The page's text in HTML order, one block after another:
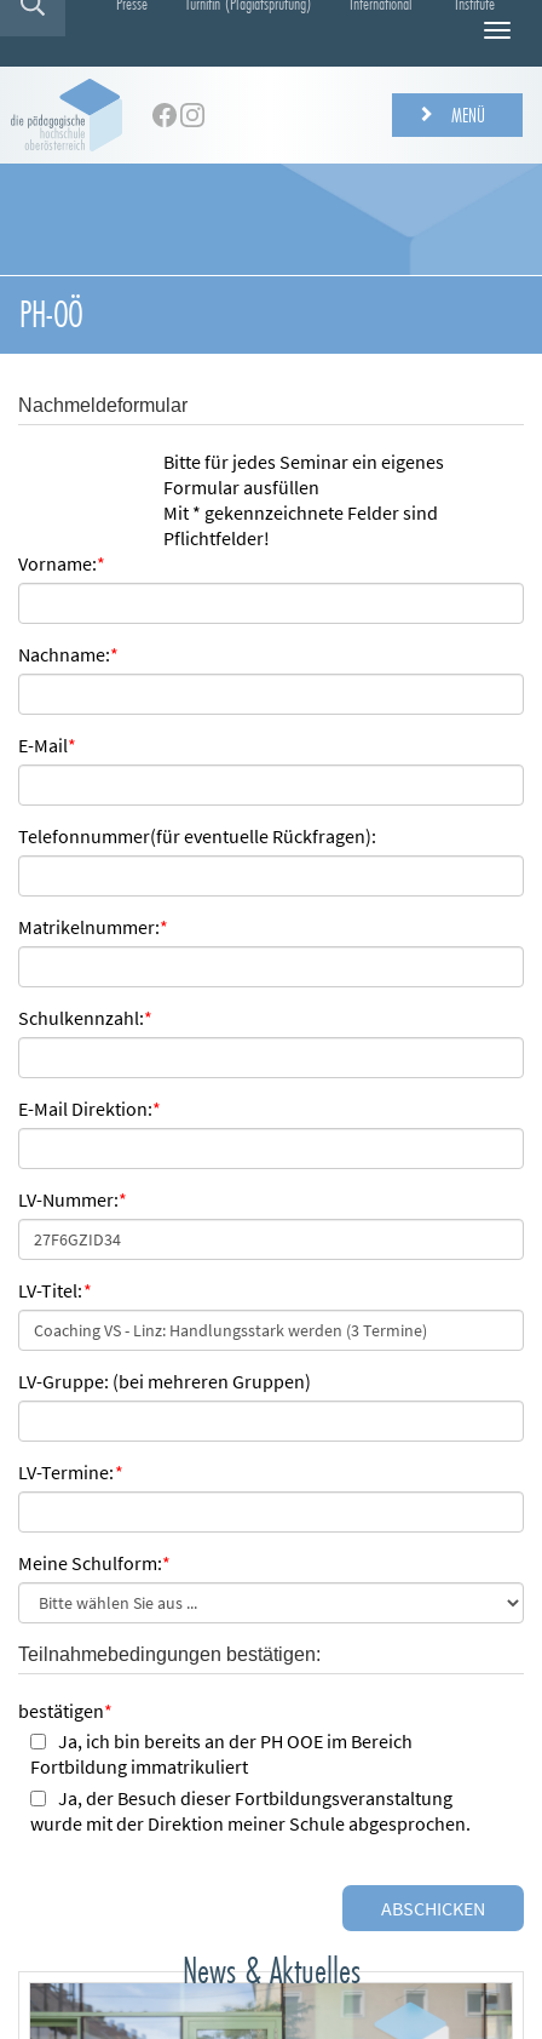
N
g
a
e
MENÜ
PH-OÖ
Nachmeldeformular
Bitte für jedes Seminar ein eigenes
Formular ausfüllen
Mit * gekennzeichnete Felder sind
Pflichtfelder!
Vorname:*
Nachname:*
E-Mail*
Telefonnummer(für eventuelle Rückfragen):
Matrikelnummer:*
Schulkennzahl:*
E-Mail Direktion:*
LV-Nummer:*
LV-Titel:*
LV-Gruppe: (bei mehreren Gruppen)
LV-Termine:*
Meine Schulform:*
Teilnahmebedingungen bestätigen:
bestätigen*
Ja, ich bin bereits an der PH OOE im Bereich
Fortbildung immatrikuliert
Ja, der Besuch dieser Fortbildungsveranstaltung
wurde mit der Direktion meiner Schule abgesprochen.
News & Aktuelles